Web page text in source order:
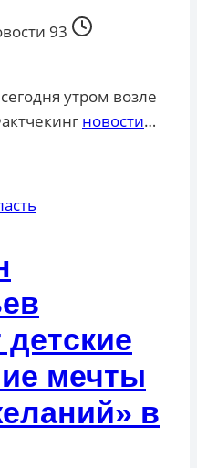
93
утром возле
новости…
мечты
в